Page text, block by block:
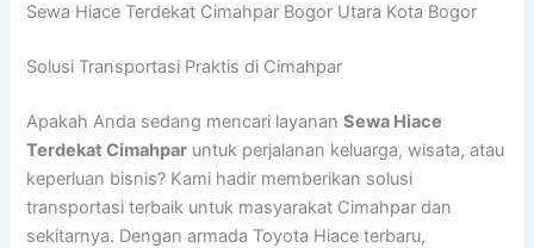
Sewa Hiace Terdekat Cimahpar Bogor Utara Kota Bogor
Solusi Transportasi Praktis di Cimahpar
Apakah Anda sedang mencari layananSewa Hiace
Terdekat Cimahpar untuk perjalanan keluarga, wisata, atau
keperluan bisnis? Kami hadir memberikan solusi
transportasi terbaik untuk masyarakat Cimahpar dan
sekitarnya. Dengan armada Toyota Hiace terbaru,